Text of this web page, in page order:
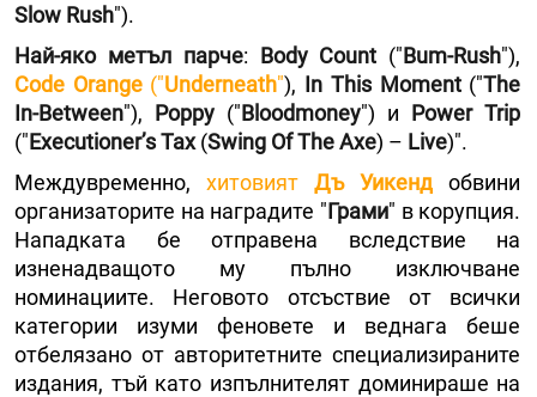
Slow Rush").
Най-яко метъл парче: Body Count ("Bum-Rush"),
Code Orange("Underneath"), In This Moment ("The
In-Between"), Poppy ("Bloodmoney") и Power Trip
("Executioner’s Tax(Swing Of The Axe) – Live)".
Междувременно,хитовиятДъ Уикенд обвини
организаторите на наградите "Грами" в корупция.
Нападката бе отправена вследствие на
изненадващото му пълно изключване
номинациите. Неговото отсъствие от всички
категории изуми феновете и веднага беше
отбелязано от авторитетните специализираните
издания, тъй като изпълнителят доминираше на